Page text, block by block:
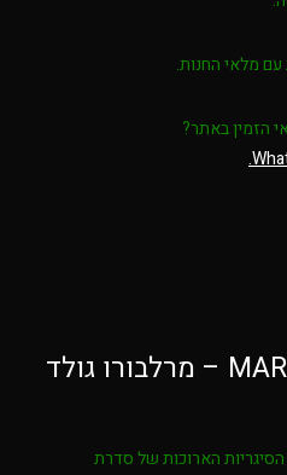
מלאי החנות.
הזמין באתר?
🚬 MARLBORO GOLD 100 – מרלבורו גולד
הארוכות של סדרת